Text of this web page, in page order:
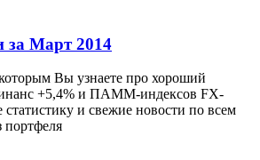
за Март 2014
Вы узнаете про хороший
+5,4% и ПАММ-индексов FX-
статистику и свежие новости по всем
портфеля